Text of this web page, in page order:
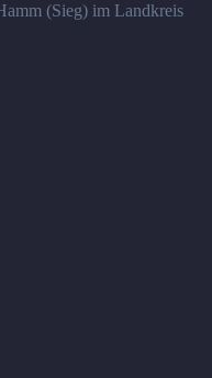
(Sieg) im Landkreis